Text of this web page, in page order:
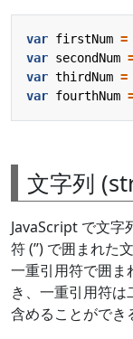
var firstNum =
var secondNum
var thirdNum =
var fourthNum
文字列
JavaScript で文字
符 (’’) で囲まれ
一重引用符で囲ま
き、一重引用符
含めることができ